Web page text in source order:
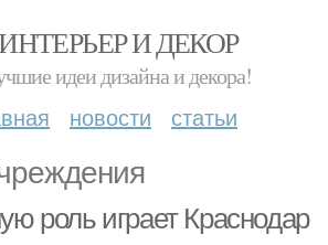
И ДЕКОР
идеи дизайна и декора!
новости статьи
роль играет Краснодар